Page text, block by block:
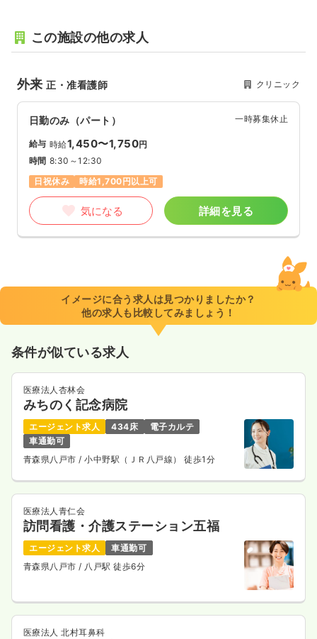
この施設の他の求人
外来正・准看護師 クリニック
日勤のみ（パート） 一時募集休止
給与 時給1,450〜1,750円
時間 8:30～12:30
日祝休み
時給1,700円以上可
気になる 詳細を見る
イメージに合う求人は見つかりましたか？
他の求人も比較してみましょう！
条件が似ている求人
医療法人杏林会
みちのく記念病院
エージェント求人 434床
電子カルテ
車通勤可
青森県八戸市/ 小中野駅（ＪＲ八戸線） 徒歩1分
医療法人青仁会
訪問看護・介護ステーション五福
エージェント求人
車通勤可
青森県八戸市 / 八戸駅 徒歩6分
医療法人 北村耳鼻科